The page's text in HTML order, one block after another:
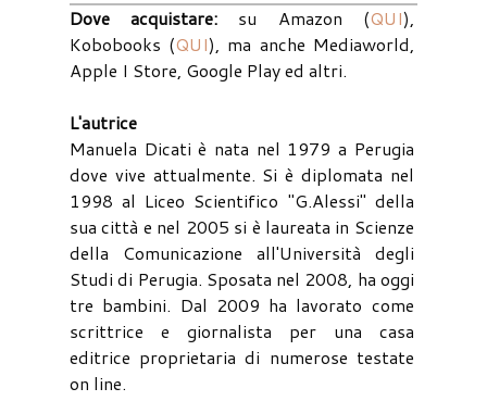
Dove acquistare: su Amazon (QUI),
Kobobooks (QUI), ma anche Mediaworld,
Apple I Store, Google Play ed altri.
L'autrice
Manuela Dicati è nata nel 1979 a Perugia
dove vive attualmente. Si è diplomata nel
1998 al Liceo Scientifico "G.Alessi" della
sua città e nel 2005 si è laureata in Scienze
della Comunicazione all'Università degli
Studi di Perugia. Sposata nel 2008, ha oggi
tre bambini. Dal 2009 ha lavorato come
scrittrice e giornalista per una casa
editrice proprietaria di numerose testate
on line.